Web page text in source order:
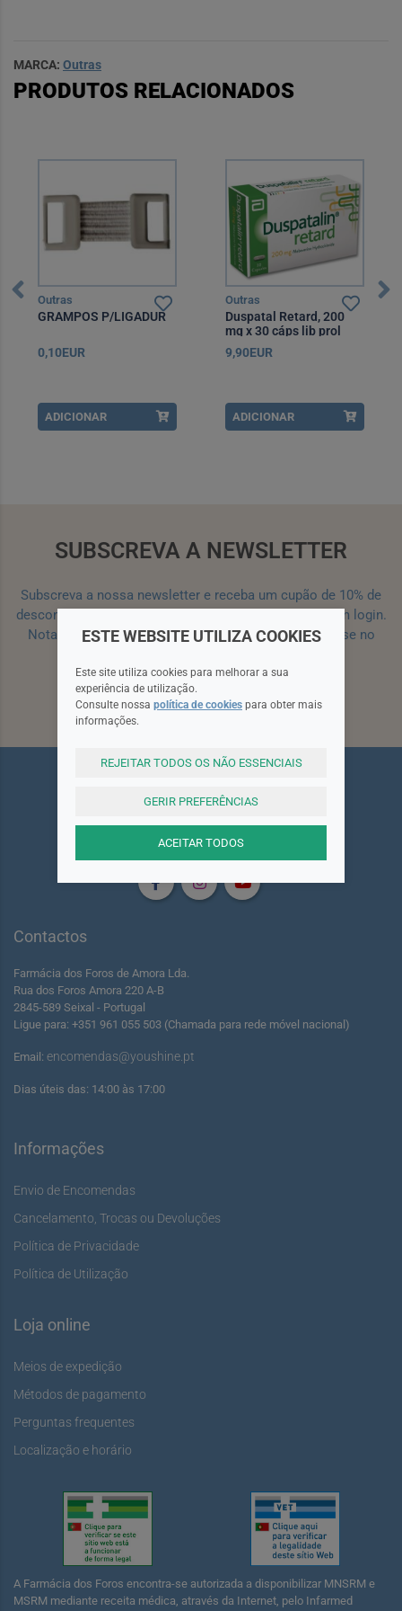
MARCA: Outras
PRODUTOS RELACIONADOS
Outras
GRAMPOS P/LIGADUR
0,10EUR
ADICIONAR
Outras
Duspatal Retard, 200
mg x 30 cáps lib prol
9,90EUR
ADICIONAR
SUBSCREVA A NEWSLETTER
Subscreva a nossa newsletter e receba um cupão de 10% de
desconto para a sua próxima encomenda efetuada com login.
Nota: Para receber o cupão deverá primeiro registar-se no
Subscrever
Siga-nos
Contactos
Farmácia dos Foros de Amora Lda.
Rua dos Foros Amora 220 A-B
2845-589 Seixal - Portugal
Ligue para: +351 961 055 503 (Chamada para rede móvel nacional)
Email: encomendas@youshine.pt
Dias úteis das: 14:00 às 17:00
Informações
Envio de Encomendas
Cancelamento, Trocas ou Devoluções
Política de Privacidade
Política de Utilização
Loja online
Meios de expedição
Métodos de pagamento
Perguntas frequentes
Localização e horário
A Farmácia dos Foros encontra-se autorizada a disponibilizar MNSRM e
MSRM mediante receita médica, através da Internet, pelo Infarmed
ESTE WEBSITE UTILIZA COOKIES
Este site utiliza cookies para melhorar a sua
experiência de utilização.
Consulte nossa política de cookies para obter mais
informações.
REJEITAR TODOS OS NÃO ESSENCIAIS
GERIR PREFERÊNCIAS
ACEITAR TODOS